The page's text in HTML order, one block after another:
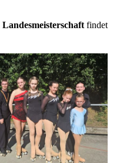
Landesmeisterschaft findet